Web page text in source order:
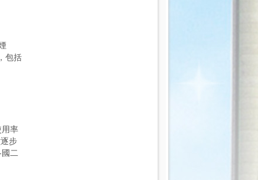
包括
用率
步
國二